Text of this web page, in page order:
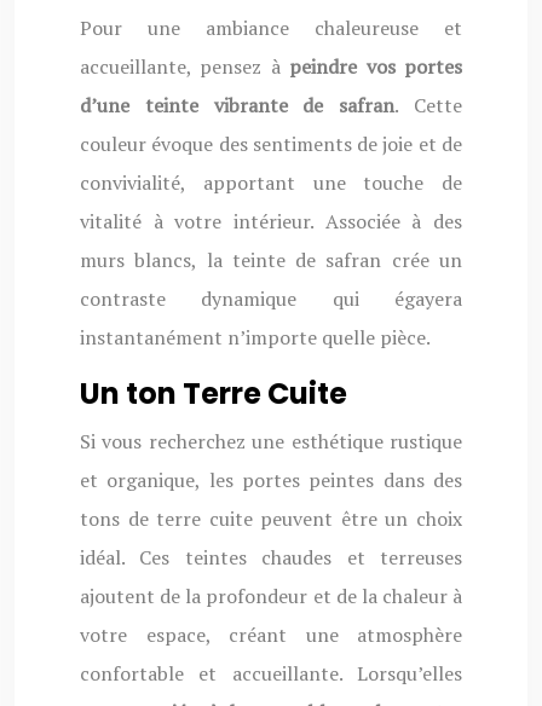
Pour une ambiance chaleureuse et
accueillante, pensez à peindre vos portes
d’une teinte vibrante de safran. Cette
couleur évoque des sentiments de joie et de
convivialité, apportant une touche de
vitalité à votre intérieur. Associée à des
murs blancs, la teinte de safran crée un
contraste dynamique qui égayera
instantanément n’importe quelle pièce.
Un ton Terre Cuite
Si vous recherchez une esthétique rustique
et organique, les portes peintes dans des
tons de terre cuite peuvent être un choix
idéal. Ces teintes chaudes et terreuses
ajoutent de la profondeur et de la chaleur à
votre espace, créant une atmosphère
confortable et accueillante. Lorsqu’elles